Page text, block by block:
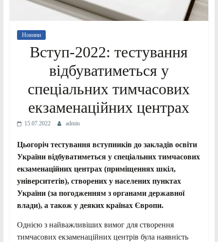
Новини
Вступ-2022: тестування
відбуватиметься у
спеціальних тимчасових
екзаменаційних центрах
15.07.2022 admin
Цьогоріч тестування вступників до закладів освіти
України відбуватиметься у спеціальних тимчасових
екзаменаційних центрах (приміщеннях шкіл,
університетів), створених у населених пунктах
України (за погодженням з органами державної
влади), а також у деяких країнах Європи.
Однією з найважливіших вимог для створення
тимчасових екзаменаційних центрів була наявність